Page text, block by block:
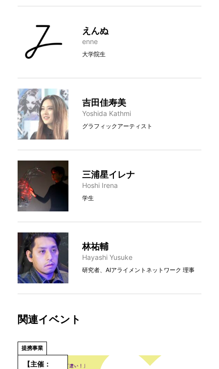
えんぬ
enne
大学院生
吉田佳寿美
Yoshida Kathmi
グラフィックアーティスト
三浦星イレナ
Hoshi Irena
学生
林祐輔
Hayashi Yusuke
研究者、AIアライメントネットワーク 理事
関連イベント
提携事業
【主催：